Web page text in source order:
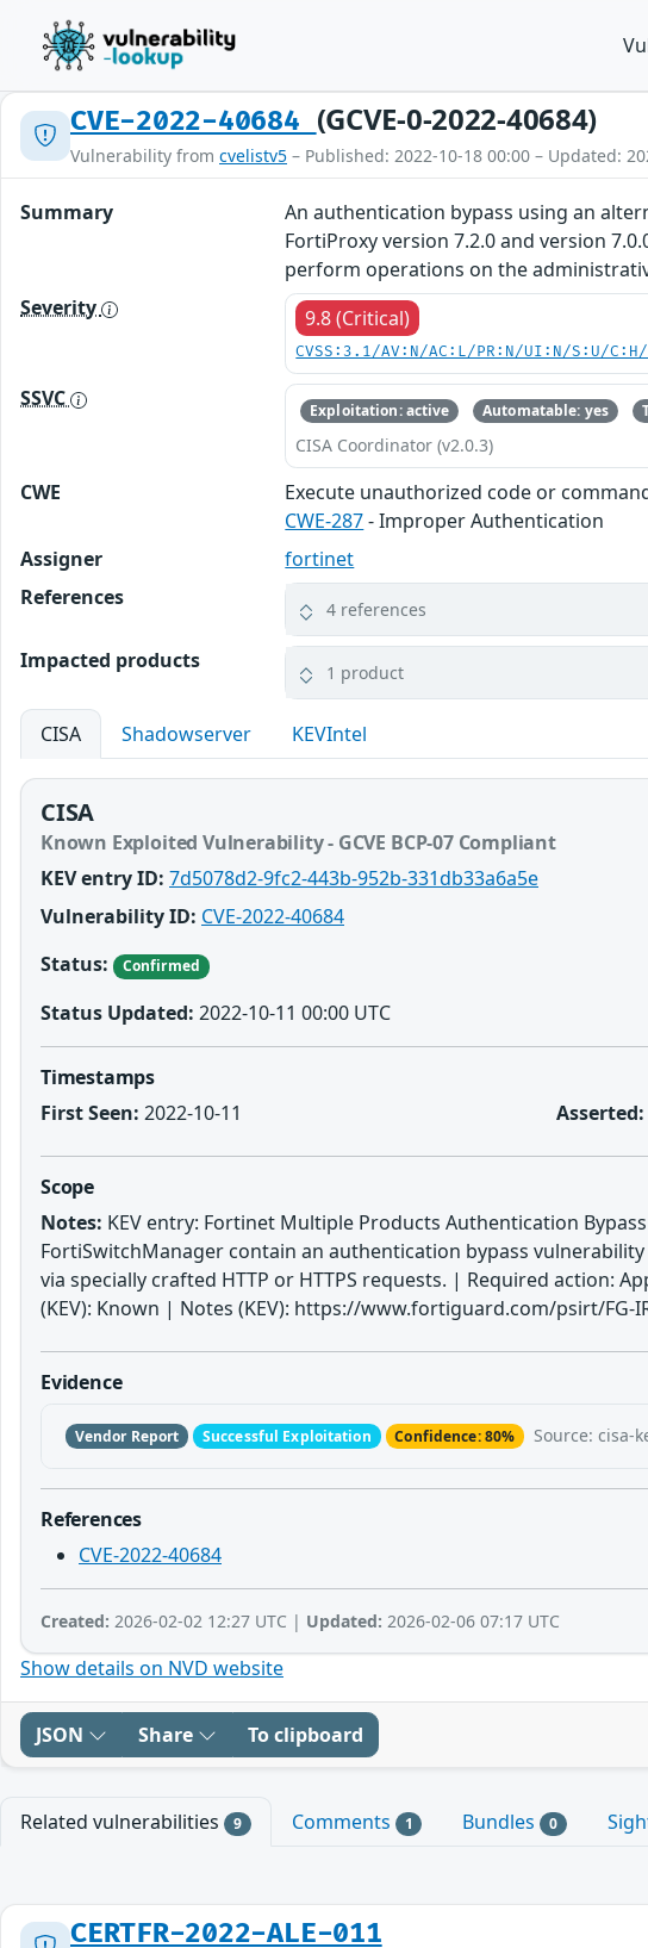
CVE-2022-40684 (GCVE-0-2022-40684)
Vulnerability from cvelistv5 – Published: 2022-10-18 00:00 – Updated:
Summary
An authentication bypass using an
FortiProxy version 7.2.0 and version
perform operations on the
Severity
9.8 (Critical)
CVSS:3.1/AV:N/AC:L/PR:N/UI:N/S:U/
SSVC Exploitation: active Automatable: yes
CISA Coordinator (v2.0.3)
CWE
Execute unauthorized code or
CWE-287- Improper Authentication
Assigner
fortinet
References
4 references
Impacted products 1 product
CISA Shadowserver KEVIntel
CISA
Known Exploited Vulnerability - GCVE BCP-07 Compliant
KEV entry ID: 7d5078d2-9fc2-443b-952b-331db33a6a5e
Vulnerability ID: CVE-2022-40684
Status:
Confirmed
Status Updated: 2022-10-11 00:00 UTC
Timestamps
First Seen: 2022-10-11 Asserted:
Scope
Notes: KEV entry: Fortinet Multiple Products Authentication
FortiSwitchManager contain an authentication bypass
via specially crafted HTTP or HTTPS requests. | Required action:
(KEV): Known | Notes (KEV): https://www.fortiguard.com/psirt/FG-
Evidence
Vendor Report Successful Exploitation Confidence: 80% Source: cisa-
References
CVE-2022-40684
Created: 2026-02-02 12:27 UTC | Updated: 2026-02-06 07:17 UTC
Show details on NVD website
JSON Share To clipboard
Related vulnerabilities 9 Comments 1 Bundles 0
CERTFR-2022-ALE-011